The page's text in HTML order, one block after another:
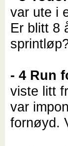
var ute i
Er blitt 8
- 4 Run
viste litt
var
fornøyd.